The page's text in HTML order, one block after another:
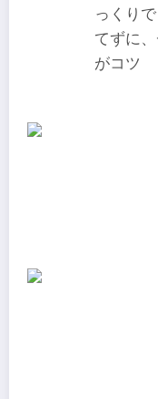
っくり
てずに
がコツ